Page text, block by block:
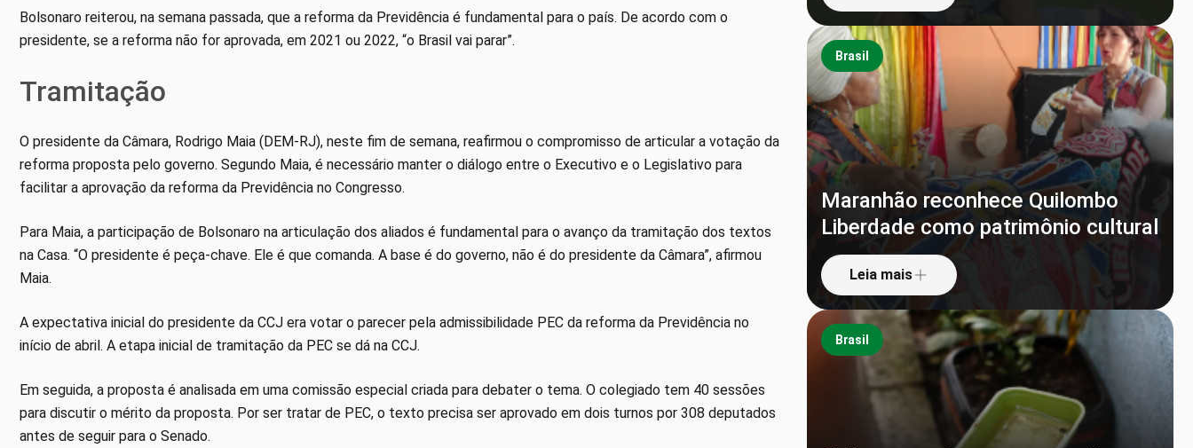
Bolsonaro reiterou, na semana passada, que a reforma da Previdência é fundamental para o país. De acordo com o
presidente, se a reforma não for aprovada, em 2021 ou 2022, “o Brasil vai parar”.
Tramitação
O presidente da Câmara, Rodrigo Maia (DEM-RJ), neste fim de semana, reafirmou o compromisso de articular a votação da
reforma proposta pelo governo. Segundo Maia, é necessário manter o diálogo entre o Executivo e o Legislativo para
facilitar a aprovação da reforma da Previdência no Congresso.
Para Maia, a participação de Bolsonaro na articulação dos aliados é fundamental para o avanço da tramitação dos textos
na Casa. “O presidente é peça-chave. Ele é que comanda. A base é do governo, não é do presidente da Câmara”, afirmou
Maia.
A expectativa inicial do presidente da CCJ era votar o parecer pela admissibilidade PEC da reforma da Previdência no
início de abril. A etapa inicial de tramitação da PEC se dá na CCJ.
Em seguida, a proposta é analisada em uma comissão especial criada para debater o tema. O colegiado tem 40 sessões
para discutir o mérito da proposta. Por ser tratar de PEC, o texto precisa ser aprovado em dois turnos por 308 deputados
antes de seguir para o Senado.
Brasil
Maranhão reconhece Quilombo
Liberdade como patrimônio cultural
Leia mais
Brasil